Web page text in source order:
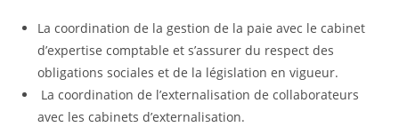
La coordination de la gestion de la paie avec le cabinet
d’expertise comptable et s’assurer du respect des
obligations sociales et de la législation en vigueur.
La coordination de l’externalisation de collaborateurs
avec les cabinets d’externalisation.